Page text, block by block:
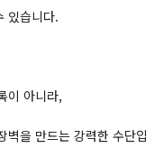
있습니다.
이 아니라,
벽을 만드는 강력한 수단입